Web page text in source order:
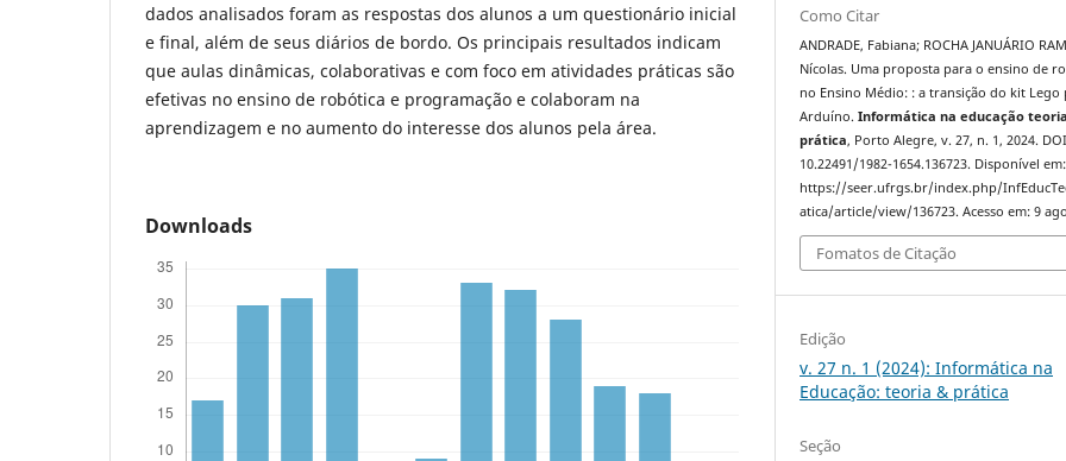
dados analisados foram as respostas dos alunos a um questionário inicial
e final, além de seus diários de bordo. Os principais resultados indicam
que aulas dinâmicas, colaborativas e com foco em atividades práticas são
efetivas no ensino de robótica e programação e colaboram na
aprendizagem e no aumento do interesse dos alunos pela área.
Downloads
Como Citar
ANDRADE, Fabiana; ROCHA JANUÁRIO
Nícolas. Uma proposta para o ensino de
no Ensino Médio: : a transição do kit Lego
Arduíno.Informática na educação
prática, Porto Alegre, v. 27, n. 1, 2024.
10.22491/1982-1654.136723. Disponível em:
https://seer.ufrgs.br/index.php/
atica/article/view/136723. Acesso em: 9
Fomatos de Citação
Edição
v. 27 n. 1 (2024): Informática na
Educação: teoria & prática
Seção